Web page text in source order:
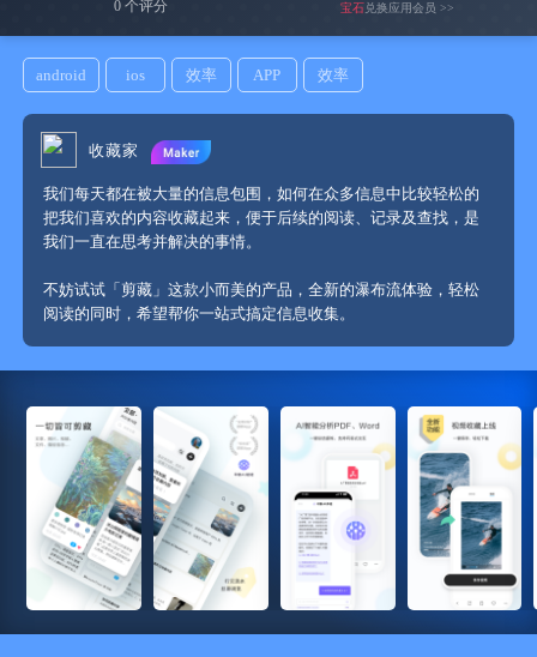
0 个评分 宝石兑换应用会员 >>
android ios 效率 APP 效率
收藏家
我们每天都在​​被大量的信息包围，如何在众多信息中比较轻松的
把我们喜欢的内容收藏起来，便于后续的阅读、记录及查找，是
不妨试试「剪藏」这款小而美的产品，全新的瀑布流体验，轻松
阅读的同时，希望帮你一站式搞定信息收集。